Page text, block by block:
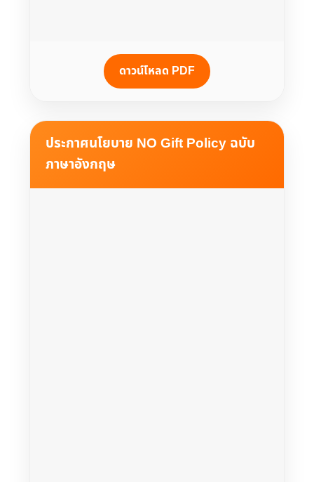
ดาวน์โหลด PDF
ประกาศนโยบาย NO Gift Policy ฉบับ
ภาษาอังกฤษ